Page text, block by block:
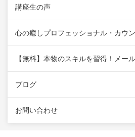
講座生の声
心の癒しプロフェッショナル・カウ
【無料】本物のスキルを習得！メー
ブログ
お問い合わせ